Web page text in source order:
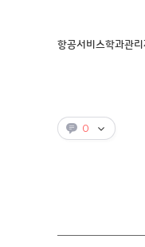
항공서비스학과관
0